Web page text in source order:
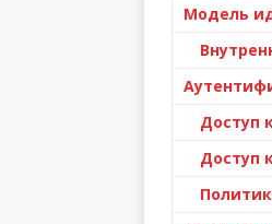
Модель
Доступ
Доступ